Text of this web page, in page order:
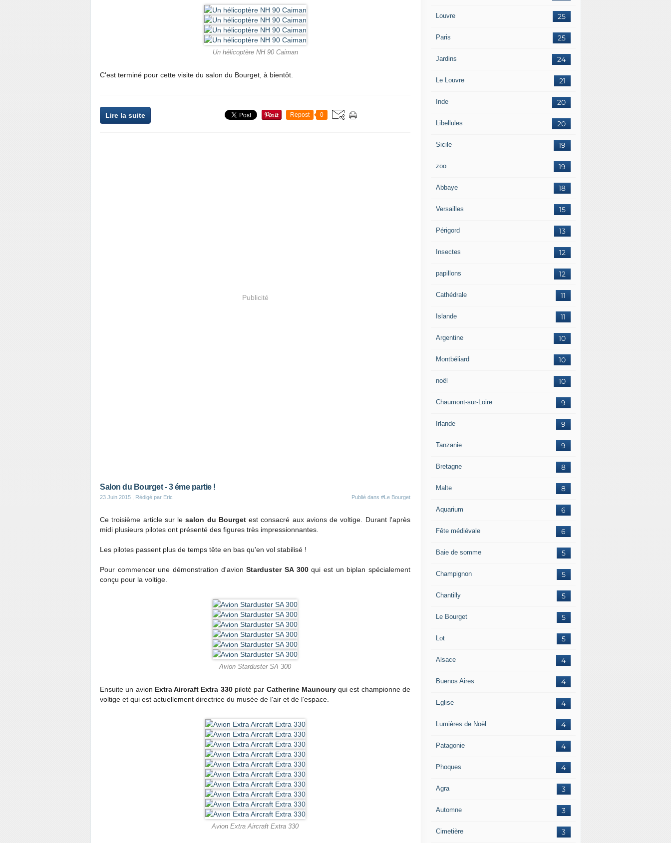
Un hélicoptère NH 90 Caiman
C'est terminé pour cette visite du salon du Bourget, à bientôt.
Lire la suite Repost 0
Publicité
Salon du Bourget - 3 éme partie !
23 Juin 2015 , Rédigé par Eric Publié dans #Le Bourget
Ce troisième article sur le salon du Bourgetest consacré aux avions de voltige. Durant l'après
midi plusieurs pilotes ont présenté des figures très impressionnantes.
Les pilotes passent plus de temps tête en bas qu'en vol stabilisé !
Pour commencer une démonstration d'avionStarduster SA 300qui est un biplan spécialement
conçu pour la voltige.
Avion Starduster SA 300
Ensuite un avion Extra Aircraft Extra 330piloté par Catherine Maunouryqui est championne de
voltige et qui est actuellement directrice du musée de l'air et de l'espace.
Avion Extra Aircraft Extra 330
25
Louvre
25
Paris
24
Jardins
21
Le Louvre
20
Inde
20
Libellules
19
Sicile
19
zoo
18
Abbaye
15
Versailles
13
Périgord
12
Insectes
12
papillons
11
Cathédrale
11
Islande
10
Argentine
10
Montbéliard
10
noël
9
Chaumont-sur-Loire
9
Irlande
9
Tanzanie
8
Bretagne
8
Malte
6
Aquarium
6
Fête médiévale
5
Baie de somme
5
Champignon
5
Chantilly
5
Le Bourget
5
Lot
4
Alsace
4
Buenos Aires
4
Eglise
4
Lumières de Noël
4
Patagonie
4
Phoques
3
Agra
3
Automne
3
Cimetière